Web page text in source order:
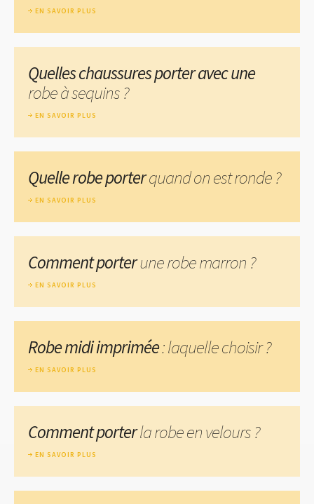
EN SAVOIR PLUS
Quelles chaussures porter avec une
robe à sequins ?
EN SAVOIR PLUS
Quelle robe porterquand on est ronde ?
EN SAVOIR PLUS
Comment porterune robe marron ?
EN SAVOIR PLUS
Robe midi imprimée: laquelle choisir ?
EN SAVOIR PLUS
Comment porterla robe en velours ?
EN SAVOIR PLUS